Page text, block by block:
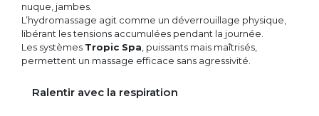
nuque, jambes.
L’hydromassage agit comme un déverrouillage physique,
libérant les tensions accumulées pendant la journée.
Les systèmes Tropic Spa , puissants mais maîtrisés,
permettent un massage efficace sans agressivité.
Ralentir avec la respiration